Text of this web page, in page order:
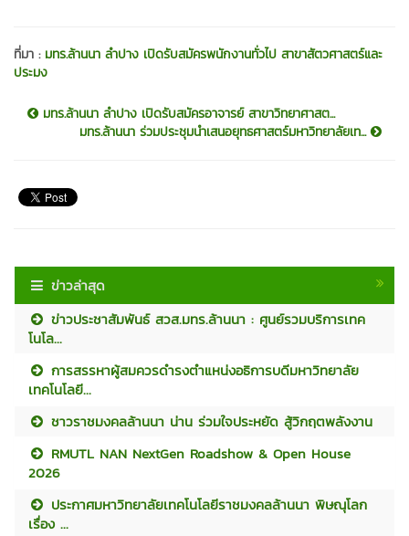
ที่มา : มทร.ล้านนา ลำปาง เปิดรับสมัครพนักงานทั่วไป สาขาสัตวศาสตร์และ
ประมง
มทร.ล้านนา ลำปาง เปิดรับสมัครอาจารย์ สาขาวิทยาศาสต...
มทร.ล้านนา ร่วมประชุมนำเสนอยุทธศาสตร์มหาวิทยาลัยเท...
ข่าวล่าสุด
ข่าวประชาสัมพันธ์ สวส.มทร.ล้านนา : ศูนย์รวมบริการเทค
โนโล...
การสรรหาผู้สมควรดำรงตำแหน่งอธิการบดีมหาวิทยาลัย
เทคโนโลยี...
ชาวราชมงคลล้านนา น่าน ร่วมใจประหยัด สู้วิกฤตพลังงาน
RMUTL NAN NextGen Roadshow & Open House
2026
ประกาศมหาวิทยาลัยเทคโนโลยีราชมงคลล้านนา พิษณุโลก
เรื่อง ...